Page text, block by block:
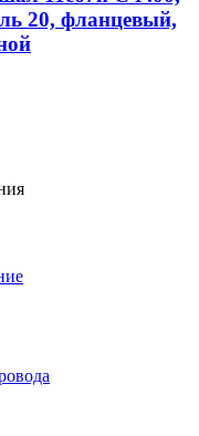
20, фланцевый,